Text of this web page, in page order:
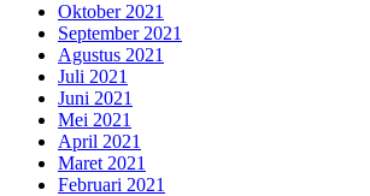
Oktober 2021
September 2021
Agustus 2021
Juli 2021
Juni 2021
Mei 2021
April 2021
Maret 2021
Februari 2021